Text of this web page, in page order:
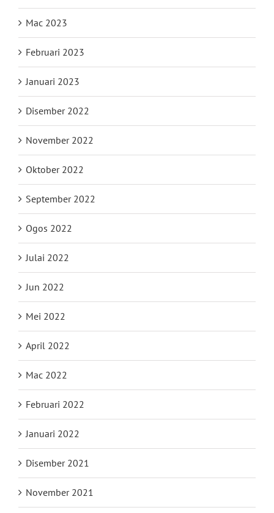
Mac 2023
Februari 2023
Januari 2023
Disember 2022
November 2022
Oktober 2022
September 2022
Ogos 2022
Julai 2022
Jun 2022
Mei 2022
April 2022
Mac 2022
Februari 2022
Januari 2022
Disember 2021
November 2021